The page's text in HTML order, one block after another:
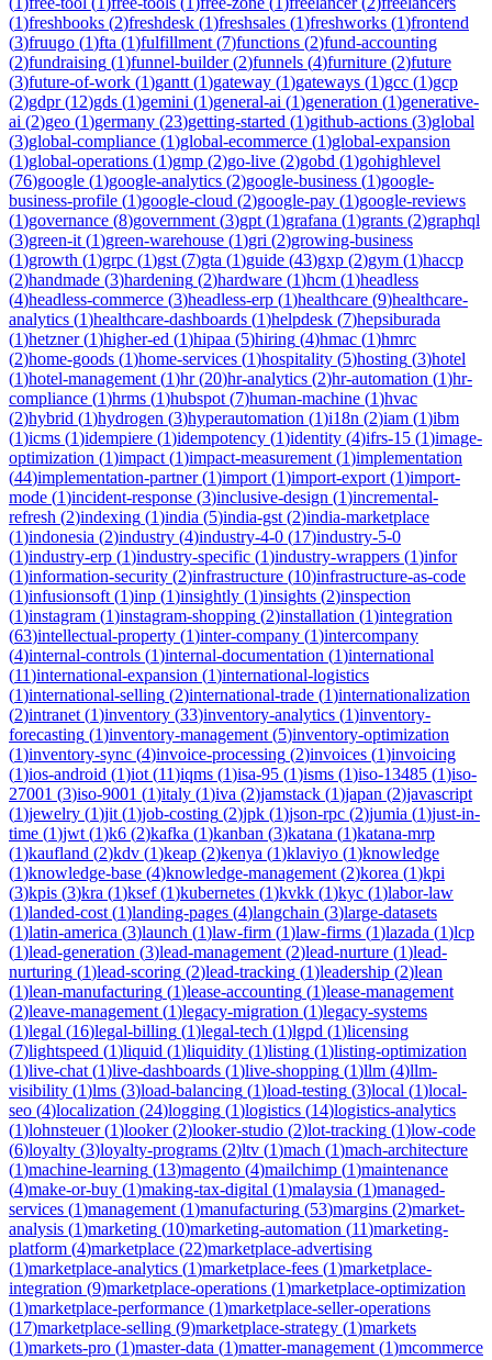
(1)freshbooks (2)freshdesk (1)freshsales (1)freshworks (1)frontend
(3)fruugo (1)fta (1)fulfillment (7)functions (2)fund-accounting
(2)fundraising (1)funnel-builder(2)funnels (4)furniture (2)future
(3)future-of-work (1)gantt (1)gateway (1)gateways (1)gcc (1)gcp
(2)gdpr(12)gds (1)gemini (1)general-ai (1)generation (1)generative-
ai (2)geo (1)germany (23)getting-started (1)github-actions (3)global
(3)global-compliance (1)global-ecommerce (1)global-expansion
(1)global-operations (1)gmp (2)go-live (2)gobd (1)gohighlevel
(76)google (1)google-analytics (2)google-business (1)google-
business-profile (1)google-cloud (2)google-pay (1)google-reviews
(1)governance (8)government (3)gpt (1)grafana (1)grants (2)graphql
(3)green-it (1)green-warehouse (1)gri (2)growing-business
(1)growth (1)grpc (1)gst (7)gta (1)guide (43)gxp (2)gym (1)haccp
(2)handmade (3)hardening (2)hardware (1)hcm (1)headless
(4)headless-commerce (3)headless-erp (1)healthcare (9)healthcare-
analytics (1)healthcare-dashboards (1)helpdesk (7)hepsiburada
(1)hetzner(1)higher-ed (1)hipaa (5)hiring (4)hmac (1)hmrc
(2)home-goods (1)home-services (1)hospitality (5)hosting (3)hotel
(1)hotel-management (1)hr(20)hr-analytics (2)hr-automation (1)hr-
compliance (1)hrms (1)hubspot (7)human-machine (1)hvac
(2)hybrid (1)hydrogen (3)hyperautomation (1)i18n (2)iam (1)ibm
(1)icms (1)idempiere (1)idempotency (1)identity (4)ifrs-15 (1)image-
optimization (1)impact (1)impact-measurement (1)implementation
(44)implementation-partner(1)import (1)import-export (1)import-
mode (1)incident-response (3)inclusive-design (1)incremental-
refresh (2)indexing (1)india (5)india-gst (2)india-marketplace
(1)indonesia (2)industry (4)industry-4-0 (17)industry-5-0
(1)industry-erp (1)industry-specific (1)industry-wrappers (1)infor
(1)information-security (2)infrastructure (10)infrastructure-as-code
(1)infusionsoft (1)inp (1)insightly (1)insights (2)inspection
(1)instagram (1)instagram-shopping (2)installation (1)integration
(63)intellectual-property (1)inter-company (1)intercompany
(4)internal-controls (1)internal-documentation (1)international
(11)international-expansion (1)international-logistics
(1)international-selling (2)international-trade (1)internationalization
(2)intranet (1)inventory (33)inventory-analytics (1)inventory-
forecasting (1)inventory-management (5)inventory-optimization
(1)inventory-sync (4)invoice-processing (2)invoices (1)invoicing
(1)ios-android (1)iot (11)iqms (1)isa-95 (1)isms (1)iso-13485 (1)iso-
27001 (3)iso-9001 (1)italy (1)iva (2)jamstack (1)japan (2)javascript
(1)jewelry (1)jit (1)job-costing (2)jpk (1)json-rpc (2)jumia (1)just-in-
time (1)jwt (1)k6 (2)kafka (1)kanban (3)katana (1)katana-mrp
(1)kaufland (2)kdv (1)keap (2)kenya (1)klaviyo (1)knowledge
(1)knowledge-base (4)knowledge-management (2)korea (1)kpi
(3)kpis (3)kra (1)ksef(1)kubernetes (1)kvkk (1)kyc (1)labor-law
(1)landed-cost (1)landing-pages (4)langchain (3)large-datasets
(1)latin-america (3)launch (1)law-firm (1)law-firms (1)lazada (1)lcp
(1)lead-generation (3)lead-management (2)lead-nurture (1)lead-
nurturing (1)lead-scoring (2)lead-tracking (1)leadership (2)lean
(1)lean-manufacturing (1)lease-accounting (1)lease-management
(2)leave-management (1)legacy-migration (1)legacy-systems
(1)legal (16)legal-billing (1)legal-tech (1)lgpd (1)licensing
(7)lightspeed (1)liquid (1)liquidity (1)listing (1)listing-optimization
(1)live-chat (1)live-dashboards (1)live-shopping (1)llm (4)llm-
visibility (1)lms (3)load-balancing (1)load-testing (3)local (1)local-
seo (4)localization (24)logging (1)logistics (14)logistics-analytics
(1)lohnsteuer(1)looker(2)looker-studio (2)lot-tracking (1)low-code
(6)loyalty (3)loyalty-programs (2)ltv (1)mach (1)mach-architecture
(1)machine-learning (13)magento (4)mailchimp (1)maintenance
(4)make-or-buy (1)making-tax-digital (1)malaysia (1)managed-
services (1)management (1)manufacturing (53)margins (2)market-
analysis (1)marketing (10)marketing-automation (11)marketing-
platform (4)marketplace (22)marketplace-advertising
(1)marketplace-analytics (1)marketplace-fees (1)marketplace-
integration (9)marketplace-operations (1)marketplace-optimization
(1)marketplace-performance (1)marketplace-seller-operations
(17)marketplace-selling (9)marketplace-strategy (1)markets
(1)markets-pro (1)master-data (1)matter-management (1)mcommerce